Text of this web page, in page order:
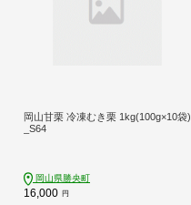
岡山甘栗 冷凍むき栗 1kg(100g×10袋)
_S64
岡山県勝央町
16,000 円